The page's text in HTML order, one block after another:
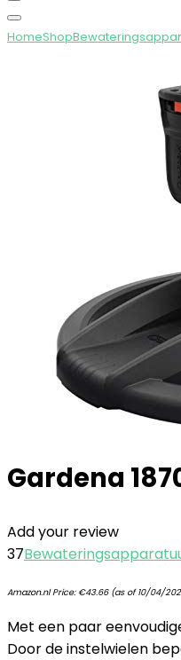
HomeShop
Gardena
Add your review
37
Amazon.nl Price: €43.66(as of 10/04/
Met een paar
Door de instelwielen